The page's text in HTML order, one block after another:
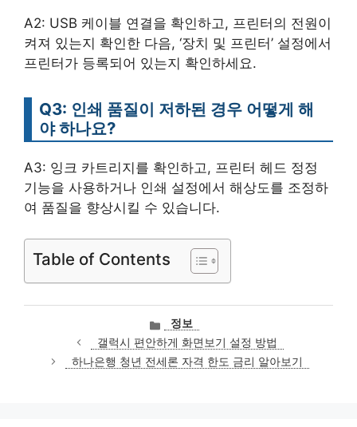
A2: USB 케이블 연결을 확인하고, 프린터의 전원이
켜져 있는지 확인한 다음, ‘장치 및 프린터’ 설정에서
프린터가 등록되어 있는지 확인하세요.
Q3: 인쇄 품질이 저하된 경우 어떻게 해
야 하나요?
A3: 잉크 카트리지를 확인하고, 프린터 헤드 정정
기능을 사용하거나 인쇄 설정에서 해상도를 조정하
여 품질을 향상시킬 수 있습니다.
Table of Contents
카
테
고
리
정보
갤럭시 편안하게 화면보기 설정 방법
하나은행 청년 전세론 자격 한도 금리 알아보기